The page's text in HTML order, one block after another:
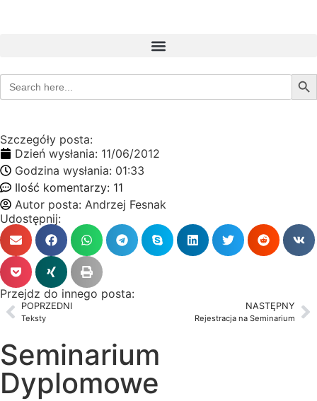
Search
for:
Szczegóły posta:
Dzień wysłania: 11/06/2012
Godzina wysłania: 01:33
Ilość komentarzy: 11
Autor posta: Andrzej Fesnak
Udostępnij:
Przejdz do innego posta:
POPRZEDNI
Teksty
NASTĘPNY
Rejestracja na Seminarium
Seminarium
Dyplomowe